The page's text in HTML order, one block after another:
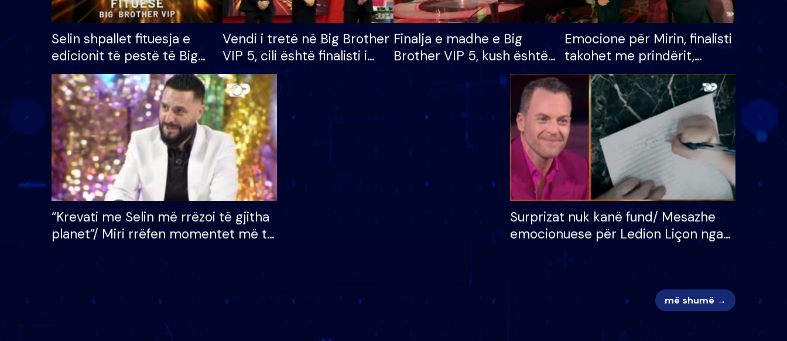
Selin shpallet fituesja e
edicionit të pestë të Big
Brother VIP, rrëmben
çmimin e madh prej 100
mijë eurosh
Vendi i tretë në Big Brother
VIP 5, cili është finalisti i
radhës që lë shtëpinë
Finalja e madhe e Big
Brother VIP 5, kush është
banori i parë që lë shtëpinë
dhe humb mundësinë për
të fituar çmimin e madh
Emocione për Mirin, finalisti
takohet me prindërit,
vajzën dhe bashkëshorten:
S’kemi ndonjë letër divorci
apo jo?
“Krevati me Selin më rrëzoi të gjitha
planet”/ Miri rrëfen momentet më të
mungojë zilja e mëngjesit kur…
Surprizat nuk kanë fund/ Mesazhe
emocionuese për Ledion Liçon nga
më shumë →